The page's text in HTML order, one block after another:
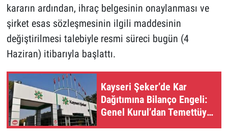
kararın ardından, ihraç belgesinin onaylanması ve
şirket esas sözleşmesinin ilgili maddesinin
değiştirilmesi talebiyle resmi süreci bugün (4
Haziran) itibarıyla başlattı.
Kayseri Şeker’de Kar
Dağıtımına Bilanço Engeli:
Genel Kurul’dan Temettüye